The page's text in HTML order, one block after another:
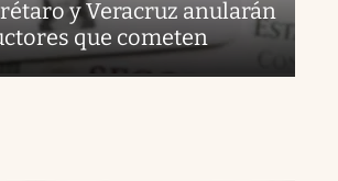
y Veracruz anularán
que cometen